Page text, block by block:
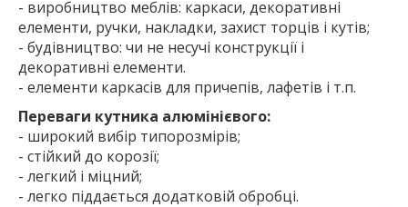
- виробництво меблів: каркаси, декоративні
елементи, ручки, накладки, захист торців і кутів;
- будівництво: чи не несучі конструкції і
декоративні елементи.
- елементи каркасів для причепів, лафетів і т.п.
Переваги кутника алюмінієвого:
- широкий вибір типорозмірів;
- стійкий до корозії;
- легкий і міцний;
- легко піддається додатковій обробці.